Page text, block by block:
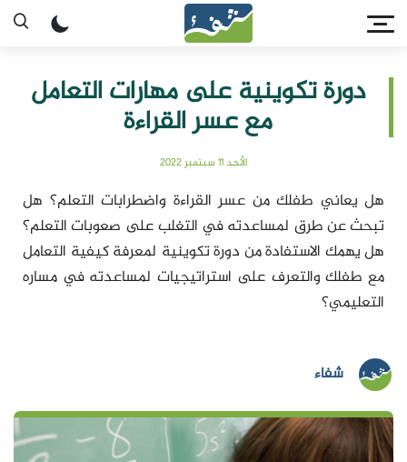
دورة تكوينية على مهارات التعامل
مع عسر القراءة
الأحد 11 سبتمبر 2022
هل يعاني طفلك من عسر القراءة واضطرابات التعلم؟ هل
تبحث عن طرق لمساعدته في التغلب على صعوبات التعلم؟
هل يهمك الاستفادة من دورة تكوينية لمعرفة كيفية التعامل
مع طفلك والتعرف على استراتيجيات لمساعدته في مساره
التعليمي؟
شفاء